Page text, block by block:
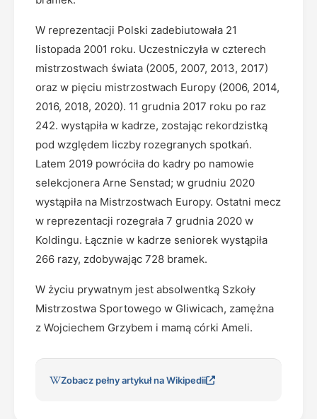
W reprezentacji Polski zadebiutowała 21
listopada 2001 roku. Uczestniczyła w czterech
mistrzostwach świata (2005, 2007, 2013, 2017)
oraz w pięciu mistrzostwach Europy (2006, 2014,
2016, 2018, 2020). 11 grudnia 2017 roku po raz
242. wystąpiła w kadrze, zostając rekordzistką
pod względem liczby rozegranych spotkań.
Latem 2019 powróciła do kadry po namowie
selekcjonera Arne Senstad; w grudniu 2020
wystąpiła na Mistrzostwach Europy. Ostatni mecz
w reprezentacji rozegrała 7 grudnia 2020 w
Koldingu. Łącznie w kadrze seniorek wystąpiła
266 razy, zdobywając 728 bramek.
W życiu prywatnym jest absolwentką Szkoły
Mistrzostwa Sportowego w Gliwicach, zamężna
z Wojciechem Grzybem i mamą córki Ameli.
Zobacz pełny artykuł na Wikipedii